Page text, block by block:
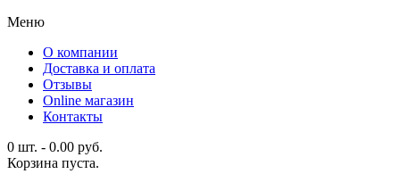
Меню
О компании
Доставка и оплата
Отзывы
Online магазин
Контакты
0 шт. - 0.00 руб.
Корзина пуста.